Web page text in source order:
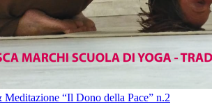
“Il Dono della Pace” n.2